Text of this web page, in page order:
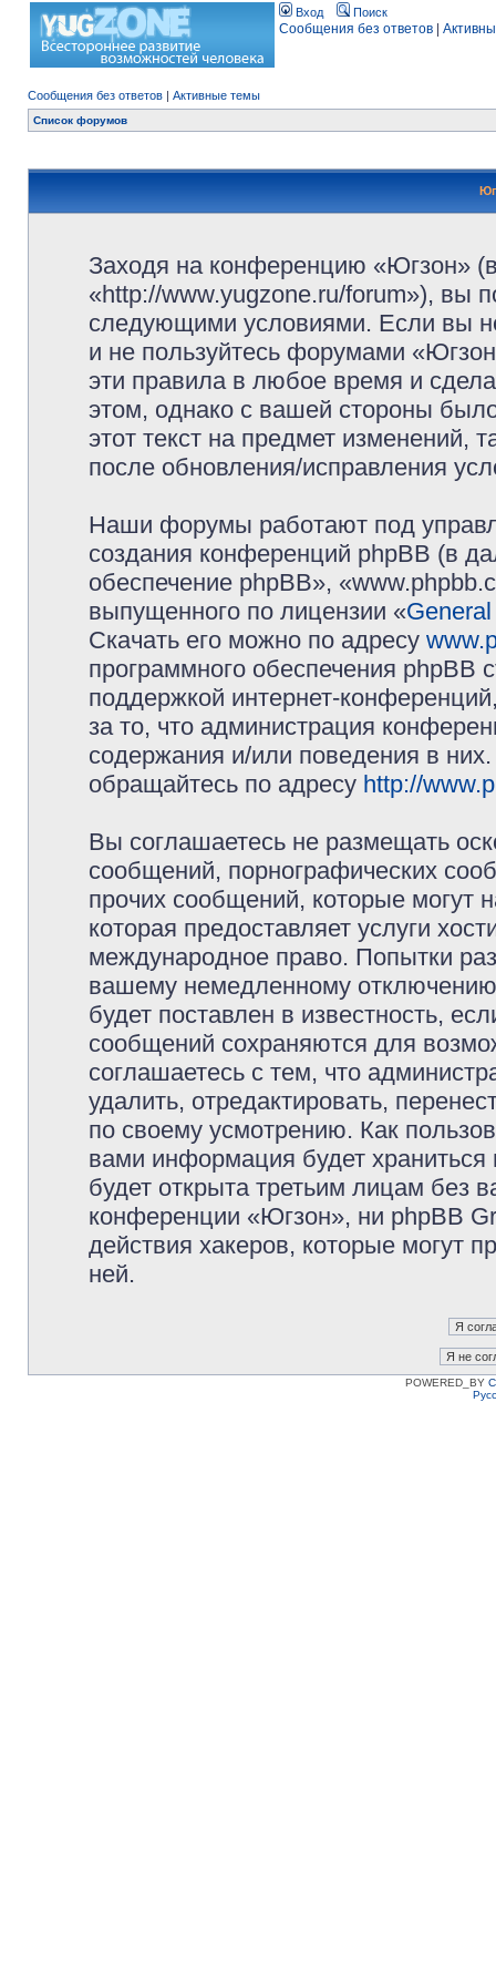
Вход Поиск
Сообщения без ответов
Сообщения без ответов | Активные темы
Список форумов
Заходя на конференцию «Югзон»
«http://www.yugzone.ru/forum»), вы
следующими условиями. Если вы
и не пользуйтесь форумами
эти правила в любое время и
этом, однако с вашей стороны
этот текст на предмет изменений,
после обновления/исправления
Наши форумы работают под
создания конференций phpBB (в
обеспечение phpBB»,
выпущенного по лицензии «
Скачать его можно по адресу
программного обеспечения phpBB
поддержкой интернет-
за то, что администрация
содержания и/или поведения в
обращайтесь по адресу http://
Вы соглашаетесь не размещать
сообщений, порнографических
прочих сообщений, которые могут
которая предоставляет услуги
международное право. Попытки
вашему немедленному
будет поставлен в известность,
сообщений сохраняются для
соглашаетесь с тем, что
удалить, отредактировать,
по своему усмотрению. Как
вами информация будет
будет открыта третьим лицам без
конференции «Югзон», ни phpBB
действия хакеров, которые могут
ней.
POWERED_BY